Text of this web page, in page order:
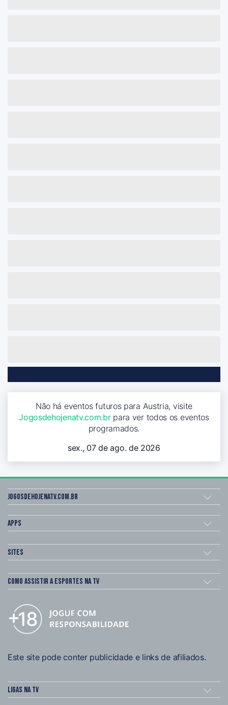
Não há eventos futuros para Austria, visite
Jogosdehojenatv.com.brpara ver todos os eventos
programados.
sex., 07 de ago. de 2026
Jogosdehojenatv.com.br
Apps
Sites
Como assistir a esportes na TV
Este site pode conter publicidade e links de afiliados.
Ligas na TV